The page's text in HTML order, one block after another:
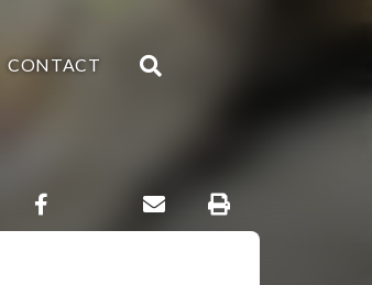
CONTACT